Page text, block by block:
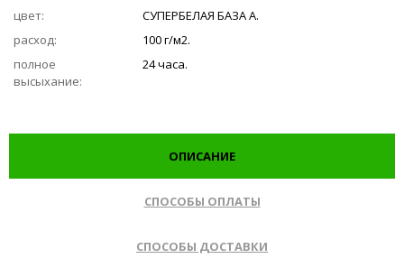
цвет:
СУПЕРБЕЛАЯ БАЗА А.
расход:
100 г/м2.
полное
высыхание:
24 часа.
ОПИСАНИЕ
СПОСОБЫ ОПЛАТЫ
СПОСОБЫ ДОСТАВКИ